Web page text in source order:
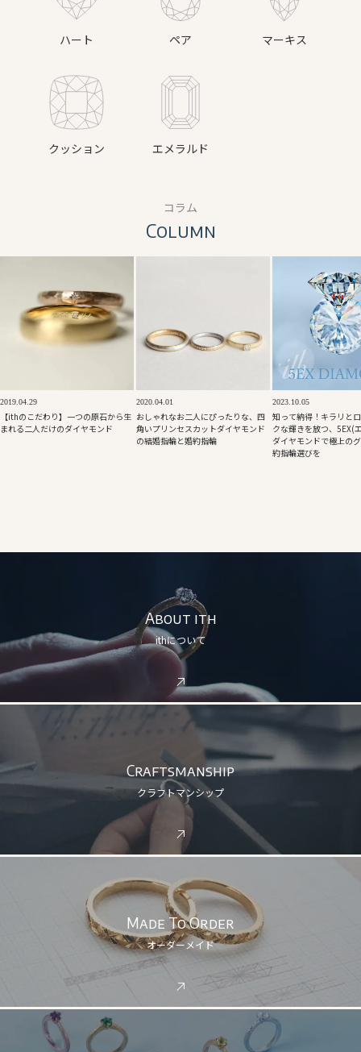
ハート ペア マーキス
クッション エメラルド
Column
コラム
2019.04.29
【ithのこだわり】一つの原石から生
まれる二人だけのダイヤモンド
2020.04.01
おしゃれなお二人にぴったりな、四
角いプリンセスカットダイヤモンド
の結婚指輪と婚約指輪
2023.10.05
知って納得！キラリと
クな輝きを放つ、5EX(
ダイヤモンドで極上の
約指輪選びを
About ith
ithについて
Craftsmanship
クラフトマンシップ
Made To Order
オーダーメイド